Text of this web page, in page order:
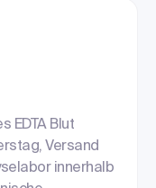
EDTA Blut
Versand
innerhalb